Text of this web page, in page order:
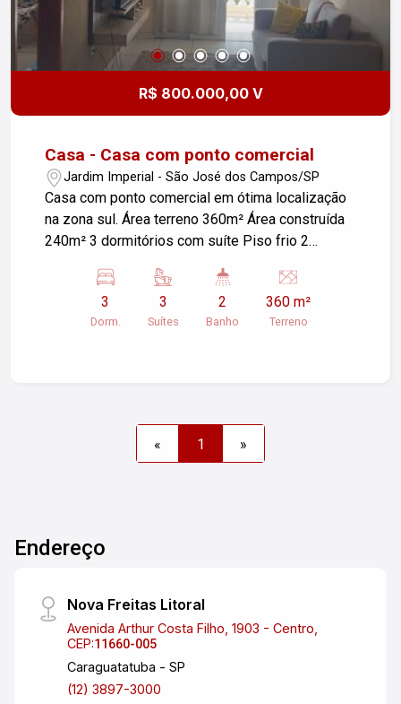
R$ 800.000,00 V
Casa - Casa com ponto comercial
Jardim Imperial - São José dos Campos/SP
Casa com ponto comercial em ótima localização
na zona sul. Área terreno 360m² Área construída
240m² 3 dormitórios com suíte Piso frio 2
3
Dorm.
3
Suítes
2
Banho
360 m²
Terreno
« 1 »
Endereço
Nova Freitas Litoral
Avenida Arthur Costa Filho, 1903 - Centro,
CEP:11660-005
Caraguatatuba - SP
(12) 3897-3000